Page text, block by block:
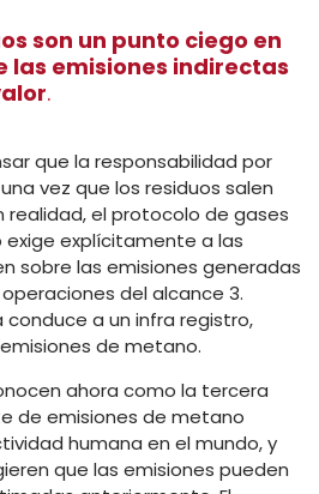
son un punto ciego en
las emisiones indirectas
.
que la responsabilidad por
vez que los residuos salen
realidad, el protocolo de gases
explícitamente a las
sobre las emisiones generadas
del alcance 3.
a un infra registro,
de metano.
ahora como la tercera
de emisiones de metano
humana en el mundo, y
que las emisiones pueden